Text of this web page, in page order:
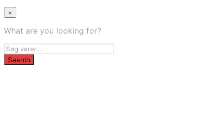
×
What are you looking for?